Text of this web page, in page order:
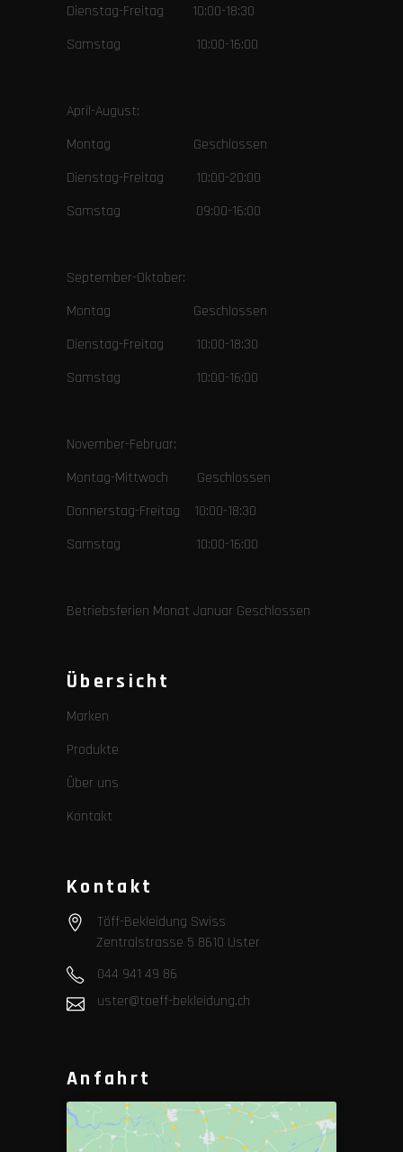
Dienstag-Freitag 10:00-18:30
Samstag 10:00-16:00
April-August:
Montag Geschlossen
Dienstag-Freitag 10:00-20:00
Samstag 09:00-16:00
September-Oktober:
Montag Geschlossen
Dienstag-Freitag 10:00-18:30
Samstag 10:00-16:00
November-Februar:
Montag-Mittwoch Geschlossen
Donnerstag-Freitag 10:00-18:30
Samstag 10:00-16:00
Betriebsferien Monat Januar Geschlossen
Übersicht
Marken
Produkte
Über uns
Kontakt
Kontakt
Töff-Bekleidung Swiss
Zentralstrasse 5 8610 Uster
044 941 49 86
uster@toeff-bekleidung.ch
Anfahrt